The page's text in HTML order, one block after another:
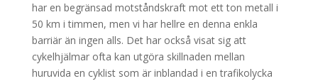
har en begränsad motståndskraft mot ett ton metall i
50 km i timmen, men vi har hellre en denna enkla
barriär än ingen alls. Det har också visat sig att
cykelhjälmar ofta kan utgöra skillnaden mellan
huruvida en cyklist som är inblandad i en trafikolycka